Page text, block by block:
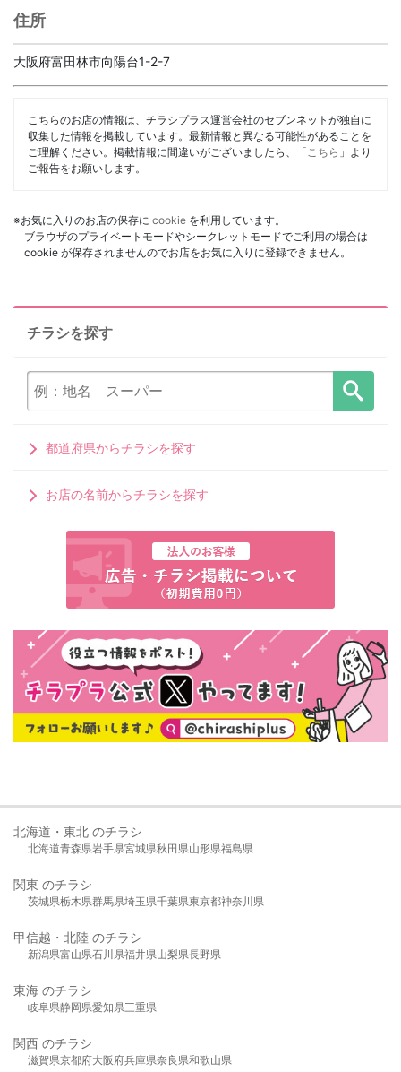
住所
大阪府富田林市向陽台1-2-7
こちらのお店の情報は、チラシプラス運営会社のセブンネットが独自に
収集した情報を掲載しています。最新情報と異なる可能性があることを
ご理解ください。掲載情報に間違いがございましたら、「 こちら 」より
ご報告をお願いします。
※お気に入りのお店の保存に cookie を利用しています。
ブラウザのプライベートモードやシークレットモードでご利用の場合は
cookie が保存されませんのでお店をお気に入りに登録できません。
チラシを探す
都道府県からチラシを探す
お店の名前からチラシを探す
北海道・東北 のチラシ
北海道青森県岩手県宮城県秋田県山形県福島県
関東 のチラシ
茨城県栃木県群馬県埼玉県千葉県東京都神奈川県
甲信越・北陸 のチラシ
新潟県富山県石川県福井県山梨県長野県
東海 のチラシ
岐阜県静岡県愛知県三重県
関西 のチラシ
滋賀県京都府大阪府兵庫県奈良県和歌山県